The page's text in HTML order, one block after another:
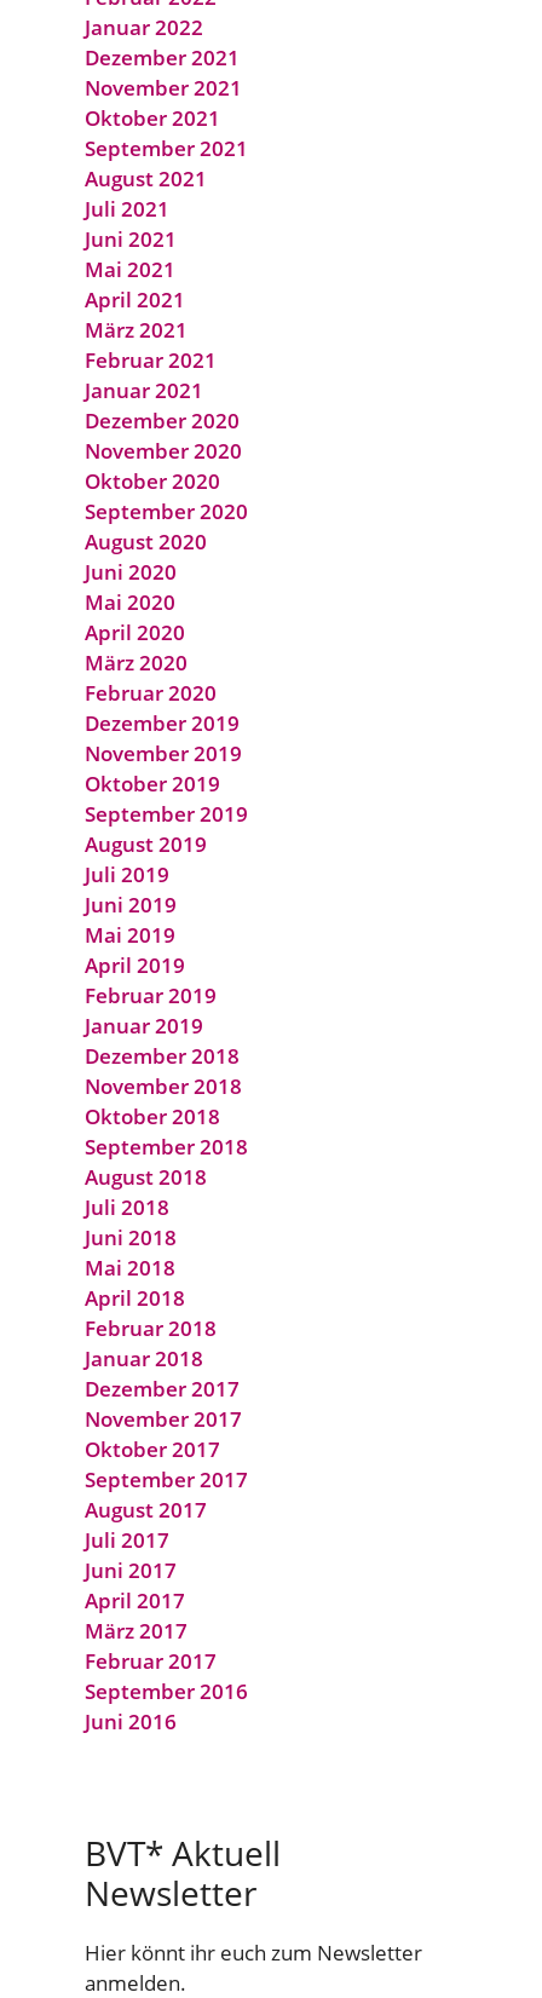
Januar 2022
Dezember 2021
November 2021
Oktober 2021
September 2021
August 2021
Juli 2021
Juni 2021
Mai 2021
April 2021
März 2021
Februar 2021
Januar 2021
Dezember 2020
November 2020
Oktober 2020
September 2020
August 2020
Juni 2020
Mai 2020
April 2020
März 2020
Februar 2020
Dezember 2019
November 2019
Oktober 2019
September 2019
August 2019
Juli 2019
Juni 2019
Mai 2019
April 2019
Februar 2019
Januar 2019
Dezember 2018
November 2018
Oktober 2018
September 2018
August 2018
Juli 2018
Juni 2018
Mai 2018
April 2018
Februar 2018
Januar 2018
Dezember 2017
November 2017
Oktober 2017
September 2017
August 2017
Juli 2017
Juni 2017
April 2017
März 2017
Februar 2017
September 2016
Juni 2016
BVT* Aktuell
Newsletter
Hier könnt ihr euch zum Newsletter
anmelden.